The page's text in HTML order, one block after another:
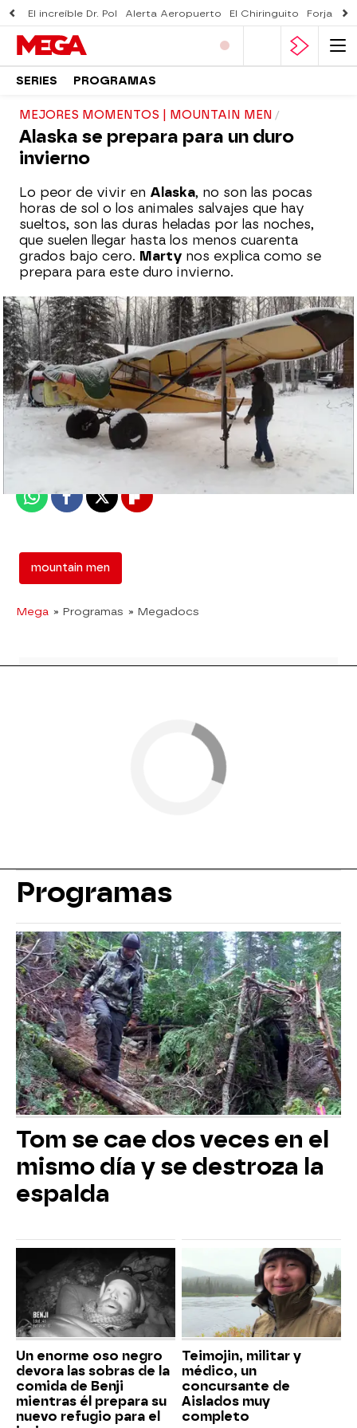
El increíble Dr. Pol Alerta Aeropuerto El Chiringuito Forjado
SERIES PROGRAMAS
MEJORES MOMENTOS | MOUNTAIN MEN
Alaska se prepara para un duro
invierno
Lo peor de vivir en Alaska, no son las pocas
horas de sol o los animales salvajes que hay
sueltos, son las duras heladas por las noches,
que suelen llegar hasta los menos cuarenta
grados bajo cero. Marty nos explica como se
prepara para este duro invierno.
mega
Madrid
Publicado: 14 de febrero de 2018, 18:01
WhatsappFacebook
X Flipboard
mountain men
Mega » Programas » Megadocs
Programas
Tom se cae dos veces en el
mismo día y se destroza la
espalda
Un enorme oso negro
devora las sobras de la
comida de Benji
mientras él prepara su
nuevo refugio para el
Teimojin, militar y
médico, un
concursante de
Aislados muy
completo